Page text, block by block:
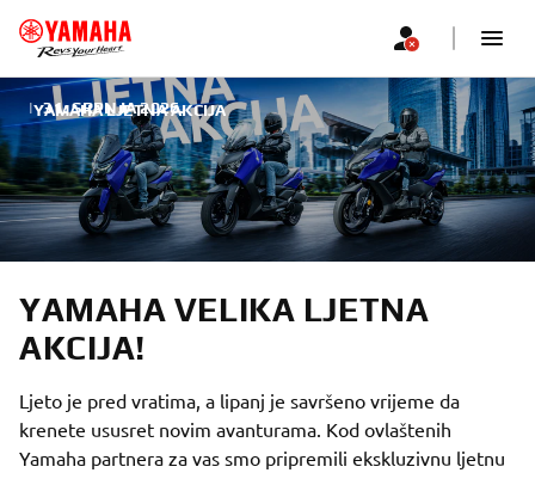
YAMAHA LJETNA AKCIJA
| 31. SRPNJA 2026.
YAMAHA VELIKA LJETNA
AKCIJA!
Ljeto je pred vratima, a lipanj je savršeno vrijeme da
krenete ususret novim avanturama. Kod ovlaštenih
Yamaha partnera za vas smo pripremili ekskluzivnu ljetnu